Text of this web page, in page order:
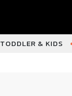
TODDLER & KIDS